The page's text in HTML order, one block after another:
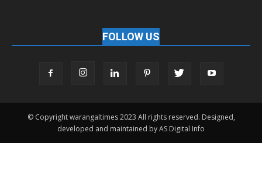
FOLLOW US
© Copyright warangaltimes 2023 All rights reserved. Designed,
developed and maintained by AS Digital Info